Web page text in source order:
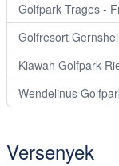
Golfpark Trages -
Golfresort
Kiawah Golfpark
Wendelinus
Versenyek